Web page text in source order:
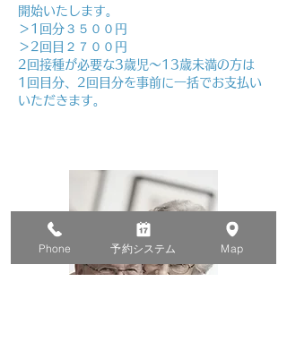
開始いたします。
＞1回分３５００円
＞2回目​２７００円
2回接種が必要な3歳児～13歳未満の方は
1回目分、2回目分を事前に一括でお支払い
いただきます。
Phone 予約システム Map